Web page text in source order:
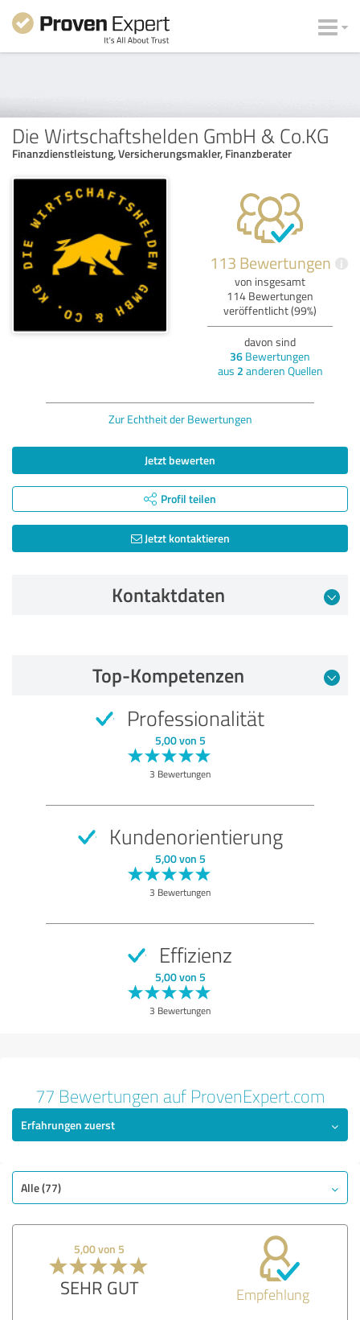
Die Wirtschaftshelden GmbH & Co.KG
Finanzdienstleistung, Versicherungsmakler, Finanzberater
113 Bewertungen i
von insgesamt
114 Bewertungen
veröffentlicht (99%)
davon sind
36 Bewertungen
aus 2 anderen Quellen
Zur Echtheit der Bewertungen
Jetzt bewerten
Profil teilen
Jetzt kontaktieren
Kontaktdaten
Empfehlung
Top-Kompetenzen
Professionalität
5,00 von 5
3 Bewertungen
Kundenorientierung
5,00 von 5
3 Bewertungen
Effizienz
5,00 von 5
3 Bewertungen
77 Bewertungen auf ProvenExpert.com
Erfahrungen zuerst
Alle (77)
5,00 von 5
SEHR GUT Empfehlung